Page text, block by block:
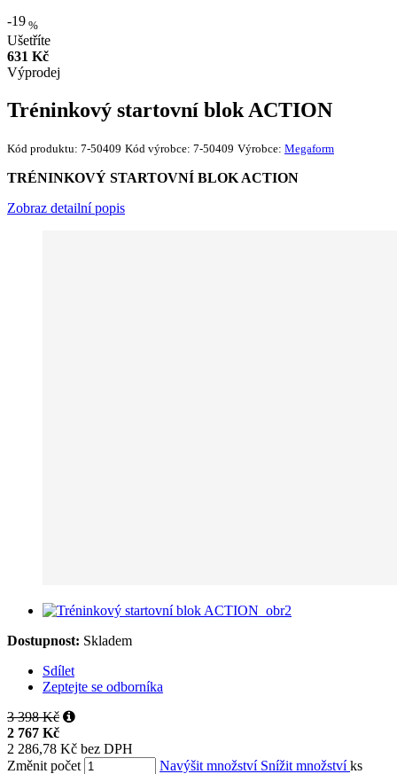
-19 %
Ušetříte
631 Kč
Výprodej
Tréninkový startovní blok ACTION
Kód produktu: 7-50409 Kód výrobce: 7-50409 Výrobce: Megaform
TRÉNINKOVÝ STARTOVNÍ BLOK ACTION
Zobraz detailní popis
Dostupnost: Skladem
Sdílet
Zeptejte se odborníka
3 398 Kč
2 767 Kč
2 286,78 Kč bez DPH
Změnit počet
Navýšit množství Snížit množstvíks